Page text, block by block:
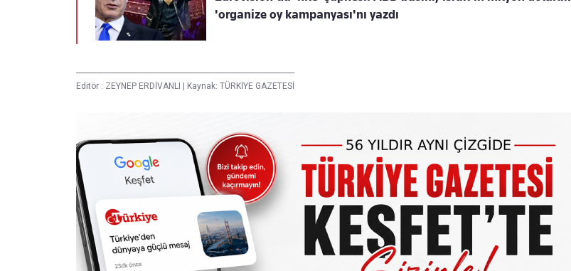
'organize oy kampanyası'nı yazdı
Editör : ZEYNEP ERDİVANLI Kaynak: TÜRKİYE GAZETESİ